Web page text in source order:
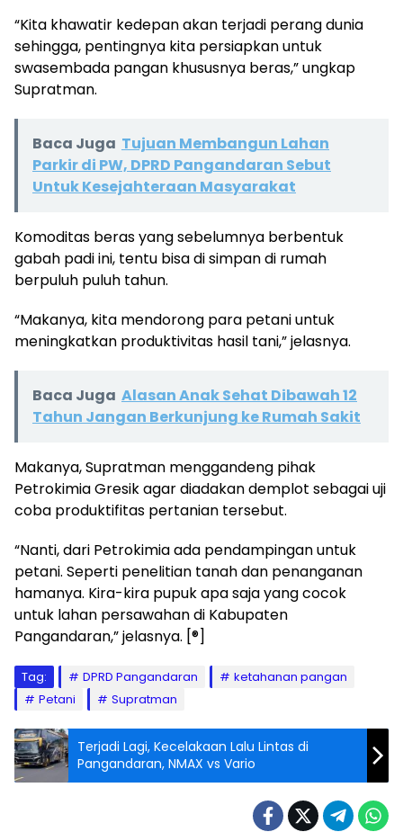
“Kita khawatir kedepan akan terjadi perang dunia
sehingga, pentingnya kita persiapkan untuk
swasembada pangan khususnya beras,” ungkap
Supratman.
Baca Juga Tujuan Membangun Lahan
Parkir di PW, DPRD Pangandaran Sebut
Untuk Kesejahteraan Masyarakat
Komoditas beras yang sebelumnya berbentuk
gabah padi ini, tentu bisa di simpan di rumah
berpuluh puluh tahun.
“Makanya, kita mendorong para petani untuk
meningkatkan produktivitas hasil tani,” jelasnya.
Baca Juga Alasan Anak Sehat Dibawah 12
Tahun Jangan Berkunjung ke Rumah Sakit
Makanya, Supratman menggandeng pihak
Petrokimia Gresik agar diadakan demplot sebagai uji
coba produktifitas pertanian tersebut.
“Nanti, dari Petrokimia ada pendampingan untuk
petani. Seperti penelitian tanah dan penanganan
hamanya. Kira-kira pupuk apa saja yang cocok
untuk lahan persawahan di Kabupaten
Pangandaran,” jelasnya. [®]
Tag: DPRD Pangandaran
ketahanan pangan
Petani
Supratman
Terjadi Lagi, Kecelakaan Lalu Lintas di
Pangandaran, NMAX vs Vario